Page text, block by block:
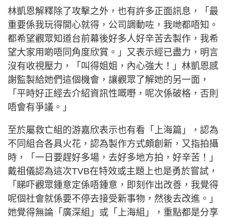
林凱恩解釋除了攻擊之外，也有許多正面訊息，「最
重要係我玩得開心就得，公司調動咗，我哋都唔知。
都希望觀眾知道台前幕後好多人好辛苦去製作，我希
望大家用啲唔同角度欣賞。」又表示經已盡力，明言
沒有收視壓力，「叫得姐姐，內心強大！」林凱恩感
謝監製給她們這個機會，讓觀眾了解她的另一面，
「平時好正經去介紹資訊性嘅嘢，呢次係破格，否則
唔會有爭議。」
至於屬救亡組的游嘉欣表示也有看「上海篇」，認為
不同組合各具火花，認為製作方式頗創新，又指拍攝
時，「一日要趕好多場，去好多地方拍，好辛苦！」
戴祖儀認為這次TVB在特效或主題上也是勇於嘗試，
「睇吓觀眾鍾意定係唔鍾意，即刻作出改善，我覺得
呢個社會就係要不停去接受新事物，然後去改進。」
她覺得無論「廣深組」或「上海組」，重點都是分享